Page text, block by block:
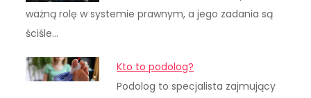
ważną rolę w systemie prawnym, a jego zadania są
ściśle…
Kto to podolog?
Podolog to specjalista zajmujący